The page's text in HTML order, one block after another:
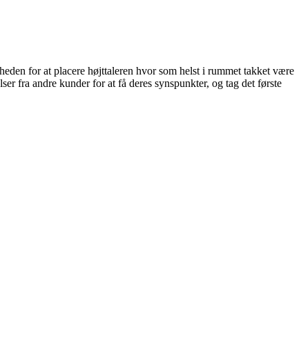
for at placere højttaleren hvor som helst i rummet takket være
fra andre kunder for at få deres synspunkter, og tag det første